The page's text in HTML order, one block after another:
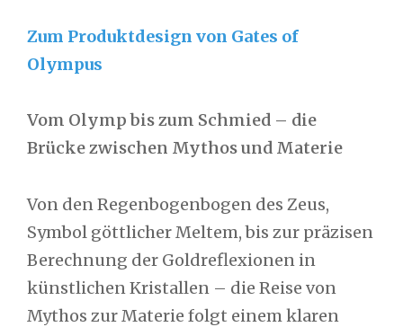
Zum Produktdesign von Gates of
Olympus
Vom Olymp bis zum Schmied – die
Brücke zwischen Mythos und Materie
Von den Regenbogenbogen des Zeus,
Symbol göttlicher Meltem, bis zur präzisen
Berechnung der Goldreflexionen in
künstlichen Kristallen – die Reise von
Mythos zur Materie folgt einem klaren